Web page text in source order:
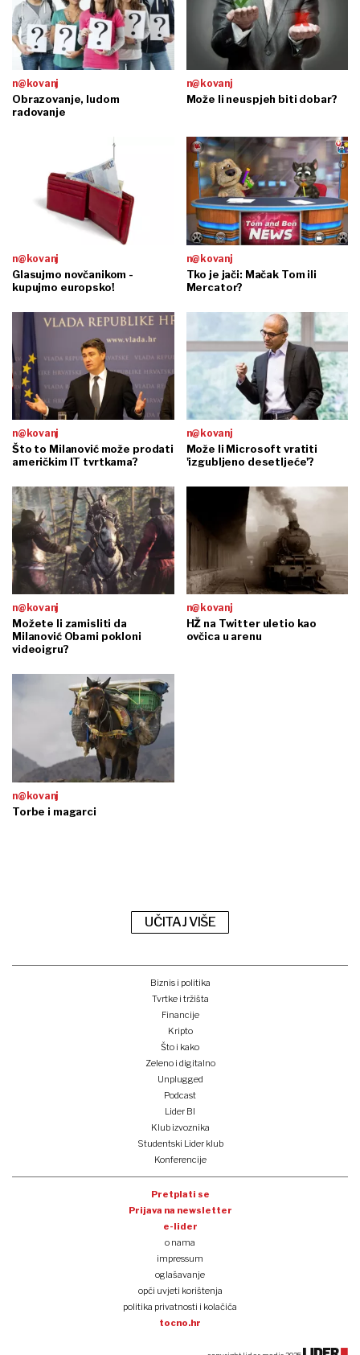
n@kovanj
Obrazovanje, ludom
radovanje
n@kovanj
Može li neuspjeh biti dobar?
n@kovanj
Glasujmo novčanikom -
kupujmo europsko!
n@kovanj
Tko je jači: Mačak Tom ili
Mercator?
n@kovanj
Što to Milanović može prodati
američkim IT tvrtkama?
n@kovanj
Može li Microsoft vratiti
'izgubljeno desetljeće'?
n@kovanj
Možete li zamisliti da
Milanović Obami pokloni
videoigru?
n@kovanj
HŽ na Twitter uletio kao
ovčica u arenu
n@kovanj
Torbe i magarci
UČITAJ VIŠE
Biznis i politika
Tvrtke i tržišta
Financije
Kripto
Što i kako
Zeleno i digitalno
Unplugged
Podcast
Lider BI
Klub izvoznika
Studentski Lider klub
Konferencije
Pretplati se
Prijava na newsletter
e-lider
o nama
impressum
oglašavanje
opći uvjeti korištenja
politika privatnosti i kolačića
tocno.hr